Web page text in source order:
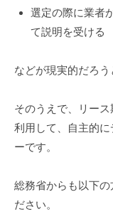
選定の際に業者
て説明を受ける
などが現実的だろう
そのうえで、リー
利用して、自主的
ーです。
総務省からも以下
ださい。